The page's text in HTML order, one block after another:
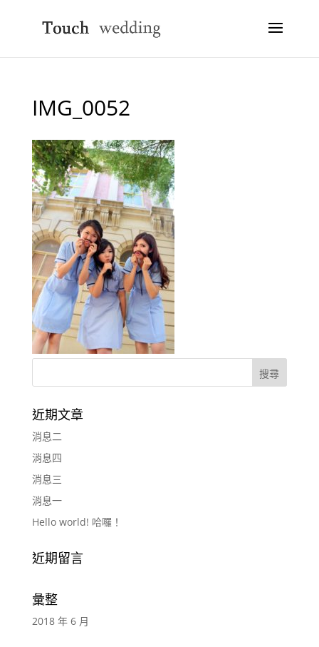
IMG_0052
近期文章
消息二
消息四
消息三
消息一
Hello world! 哈囉！
近期留言
彙整
2018 年 6 月